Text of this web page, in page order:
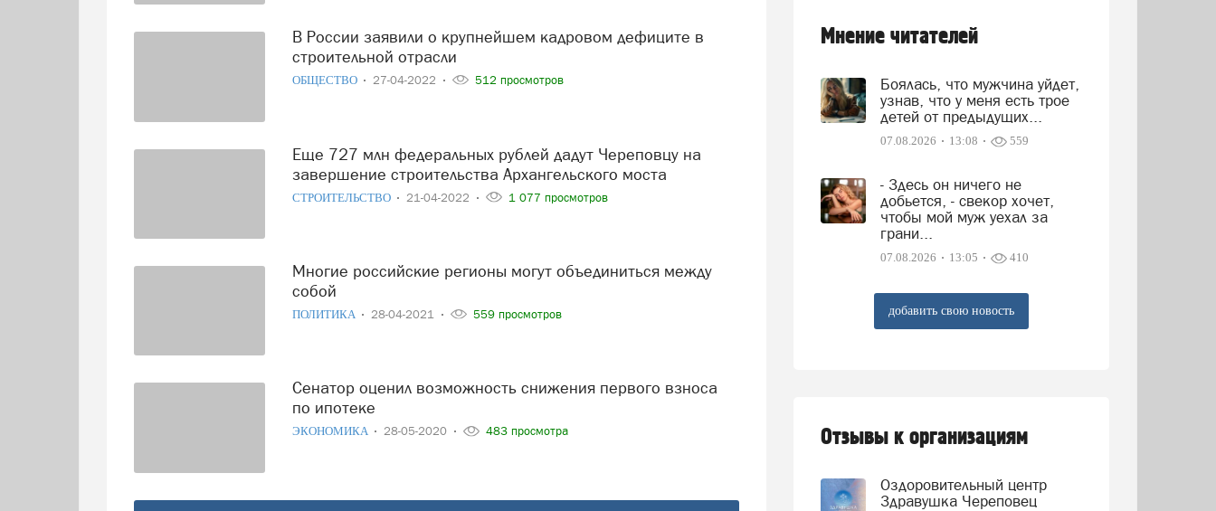
В России заявили о крупнейшем кадровом дефиците в
строительной отрасли
ОБЩЕСТВО 27-04-2022 512 просмотров
Еще 727 млн федеральных рублей дадут Череповцу на
завершение строительства Архангельского моста
СТРОИТЕЛЬСТВО 21-04-2022 1 077 просмотров
Многие российские регионы могут объединиться между
собой
ПОЛИТИКА 28-04-2021 559 просмотров
Сенатор оценил возможность снижения первого взноса
по ипотеке
ЭКОНОМИКА 28-05-2020 483 просмотра
Мнение читателей
Боялась, что мужчина уйдет,
узнав, что у меня есть трое
детей от предыдущих...
07.08.2026 13:08 559
- Здесь он ничего не
добьется, - свекор хочет,
чтобы мой муж уехал за
грани...
07.08.2026 13:05 410
добавить свою новость
Отзывы к организациям
Оздоровительный центр
Здравушка Череповец